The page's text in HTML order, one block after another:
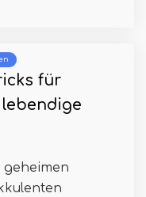
für